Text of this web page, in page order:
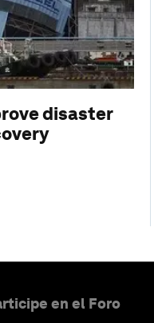
disaster
en el Foro